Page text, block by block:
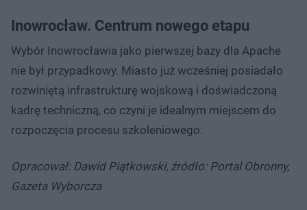
Inowrocław. Centrum nowego etapu
Wybór Inowrocławia jako pierwszej bazy dla Apache
nie był przypadkowy. Miasto już wcześniej posiadało
rozwiniętą infrastrukturę wojskową i doświadczoną
kadrę techniczną, co czyni je idealnym miejscem do
rozpoczęcia procesu szkoleniowego.
Opracował: Dawid Piątkowski, źródło: Portal Obronny,
Gazeta Wyborcza